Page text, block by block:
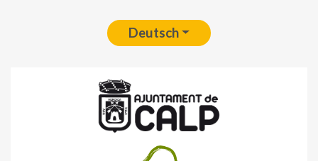
Deutsch